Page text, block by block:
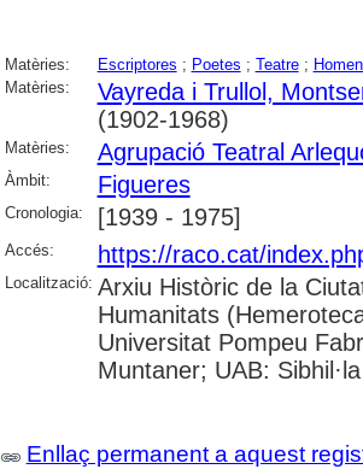
Matèries: Escriptores ; Poetes ; Teatre;
Matèries:
Vayreda i Trullol,
(1902-1968)
Matèries: Agrupació Teatral
Àmbit: Figueres
Cronologia: [1939 - 1975]
Accés: https://raco.cat/
Localització: Arxiu Històric de la
Humanitats
Universitat Pompeu
Muntaner; UAB: Sibhil·la
Enllaç permanent a aquest